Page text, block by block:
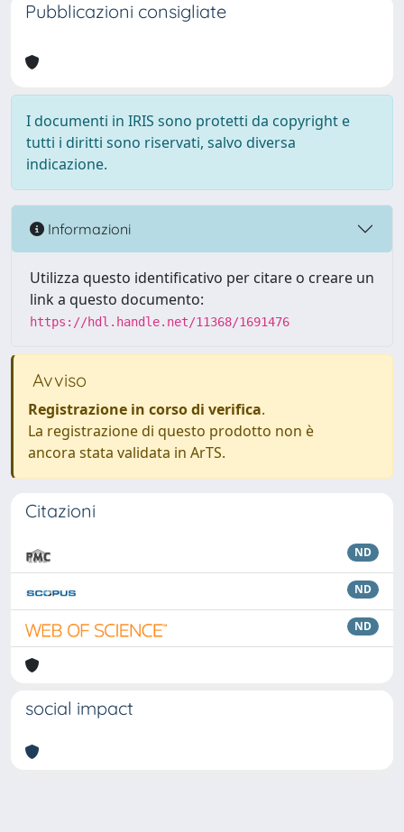
Pubblicazioni consigliate
I documenti in IRIS sono protetti da copyright e
tutti i diritti sono riservati, salvo diversa
indicazione.
Informazioni
Utilizza questo identificativo per citare o creare un
link a questo documento:
https://hdl.handle.net/11368/1691476
Avviso
Registrazione in corso di verifica.
La registrazione di questo prodotto non è
ancora stata validata in ArTS.
Citazioni
ND
ND
ND
social impact